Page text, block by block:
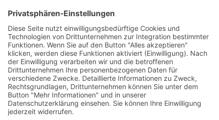
Auszeit im Nachbarschaftszentrum
Niedergirmes-Veranstaltungsreihe 2026!
SOCIAL MEDIA